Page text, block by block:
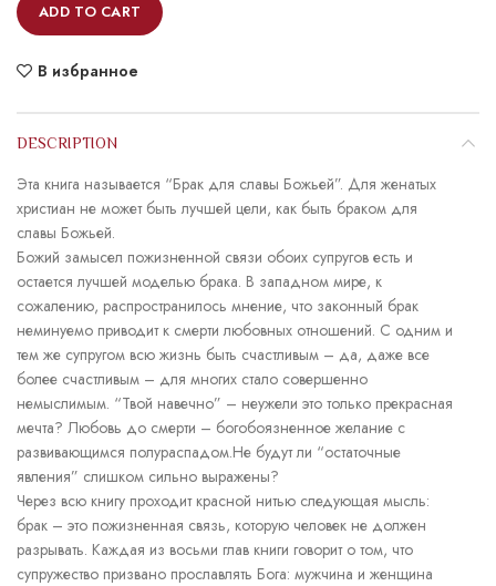
ADD TO CART
В избранное
DESCRIPTION
Эта книга называется “Брак для славы Божьей”. Для женатых
христиан не может быть лучшей цели, как быть браком для
славы Божьей.
Божий замысел пожизненной связи обоих супругов есть и
остается лучшей моделью брака. В западном мире, к
сожалению, распространилось мнение, что законный брак
неминуемо приводит к смерти любовных отношений. С одним и
тем же супругом всю жизнь быть счастливым – да, даже все
более счастливым – для многих стало совершенно
немыслимым. “Твой навечно” – неужели это только прекрасная
мечта? Любовь до смерти – богобоязненное желание с
развивающимся полураспадом.Не будут ли “остаточные
явления” слишком сильно выражены?
Через всю книгу проходит красной нитью следующая мысль:
брак – это пожизненная связь, которую человек не должен
разрывать. Каждая из восьми глав книги говорит о том, что
супружество призвано прославлять Бога: мужчина и женщина